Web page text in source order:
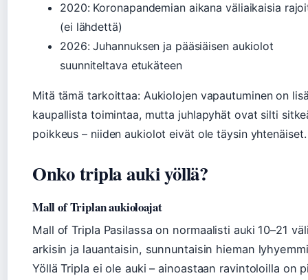
2020: Koronapandemian aikana väliaikaisia
(ei lähdettä)
2026: Juhannuksen ja pääsiäisen aukiolot
suunniteltava etukäteen
Mitä tämä tarkoittaa: Aukiolojen vapautuminen on
kaupallista toimintaa, mutta juhlapyhät ovat silti
poikkeus – niiden aukiolot eivät ole täysin yhtenäiset.
Onko tripla auki yöllä?
Mall of Triplan aukioloajat
Mall of Tripla Pasilassa on normaalisti auki 10–21
arkisin ja lauantaisin, sunnuntaisin hieman
Yöllä Tripla ei ole auki – ainoastaan ravintoloilla on